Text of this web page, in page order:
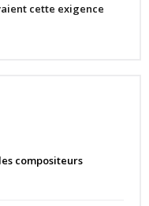
cette exigence
compositeurs